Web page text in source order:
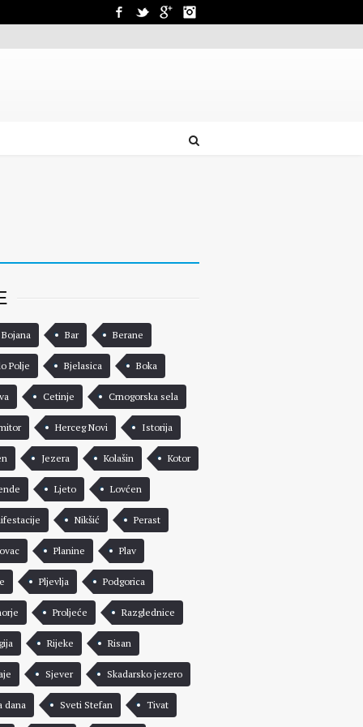
Facebook
TwitterGoogle+
Bar Berane
Polje Bjelasica Boka
Cetinje Crnogorska sela
Herceg Novi Istorija
Jezera Kolašin Kotor
Ljeto Lovćen
Nikšić Perast
Planine Plav
Pljevlja Podgorica
Proljeće Razglednice
Rijeke Risan
Sjever Skadarsko jezero
dana Sveti Stefan Tivat